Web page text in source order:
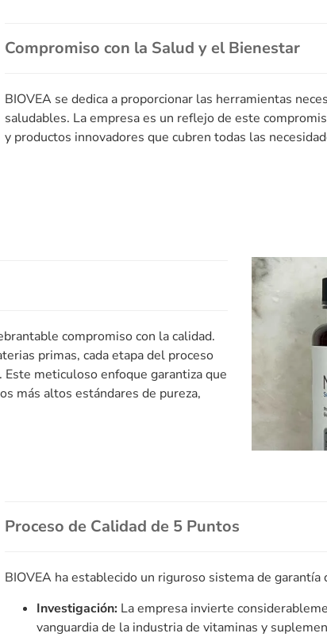
Compromiso con la Salud y el Bienestar
BIOVEA se dedica a proporcionar las herramientas
saludables. La empresa es un reflejo de este
y productos innovadores que cubren todas las
compromiso con la calidad.
primas, cada etapa del proceso
meticuloso enfoque garantiza que
más altos estándares de pureza,
Proceso de Calidad de 5 Puntos
BIOVEA ha establecido un riguroso sistema de garantía
Investigación: La empresa invierte
vanguardia de la industria de vitaminas y